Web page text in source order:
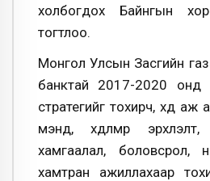
холбогдох Байнгын
тогтлоо.
Монгол Улсын Засгийн
банктай 2017-2020 онд
стратегийг тохирч, хөдөө
мэнд, хөдөлмөр
хамгаалал, боловсрол,
хамтран ажиллахаар